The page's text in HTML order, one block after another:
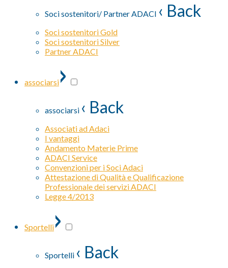
Soci sostenitori/ Partner ADACI ‹ Back
Soci sostenitori Gold
Soci sostenitori Silver
Partner ADACI
associarsi›
associarsi ‹ Back
Associati ad Adaci
I vantaggi
Andamento Materie Prime
ADACI Service
Convenzioni per i Soci Adaci
Attestazione di Qualità e Qualificazione
Professionale dei servizi ADACI
Legge 4/2013
Sportelli›
Sportelli ‹ Back